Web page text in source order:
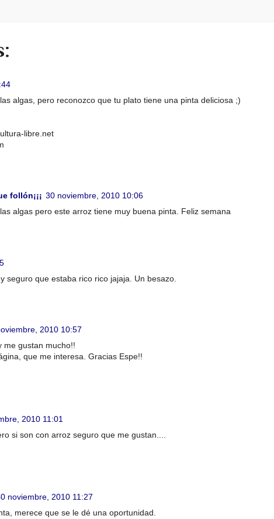
algas, pero reconozco que tu plato tiene una pinta deliciosa ;)
libre.net
follón¡¡¡ 30 noviembre, 2010 10:06
algas pero este arroz tiene muy buena pinta. Feliz semana
seguro que estaba rico rico jajaja. Un besazo.
2010 10:57
me gustan mucho!!
que me interesa. Gracias Espe!!
2010 11:01
si son con arroz seguro que me gustan....
noviembre, 2010 11:27
merece que se le dé una oportunidad.